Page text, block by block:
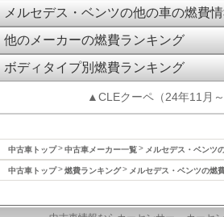
メルセデス・ベンツの他の車の燃費
他のメーカーの燃費ランキング
ボディタイプ別燃費ランキング
▲CLEクーペ（24年11月
中古車トップ 中古車メーカー一覧 メルセデス・ベンツ
中古車トップ 燃費ランキング メルセデス・ベンツの燃